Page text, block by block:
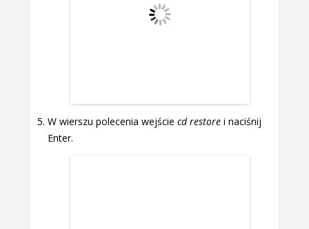
W wierszu polecenia wejście cd restore i naciśnij
Enter.